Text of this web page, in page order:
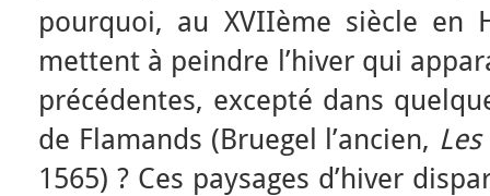
pourquoi, au XVIIème siècle en
mettent à peindre l’hiver qui
précédentes, excepté dans
de Flamands (Bruegel l’ancien,
1565) ? Ces paysages d’hiver